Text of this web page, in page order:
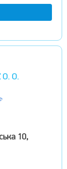
O. O.
10,